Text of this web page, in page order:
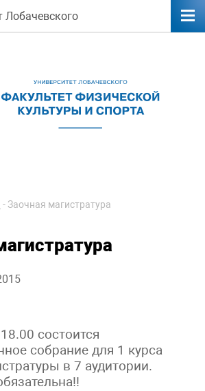
Лобачевского
-Заочная магистратура
состоится
собрание для 1 курса
в 7 аудитории.